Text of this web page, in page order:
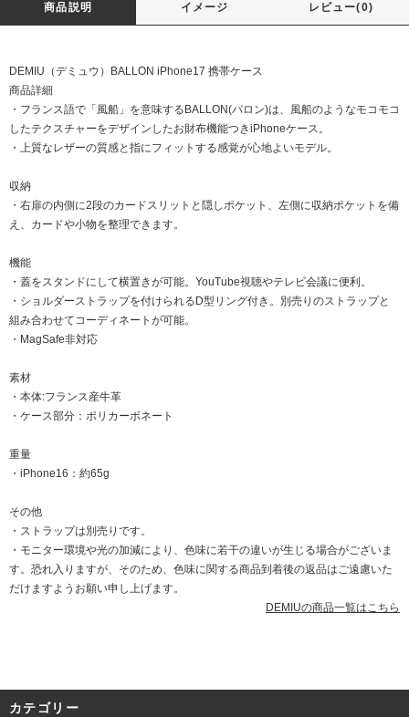
商品説明 イメージ レビュー(0)
DEMIU（デミュウ）BALLON iPhone17 携帯ケース
商品詳細
・フランス語で「風船」を意味するBALLON(バロン)は、風船のようなモコモコ
したテクスチャーをデザインしたお財布機能つきiPhoneケース。
・上質なレザーの質感と指にフィットする感覚が心地よいモデル。
収納
・右扉の内側に2段のカードスリットと隠しポケット、左側に収納ポケットを備
え、カードや小物を整理できます。
機能
・蓋をスタンドにして横置きが可能。YouTube視聴やテレビ会議に便利。
・ショルダーストラップを付けられるD型リング付き。別売りのストラップと
組み合わせてコーディネートが可能。
・MagSafe非対応
素材
・本体:フランス産牛革
・ケース部分：ポリカーボネート
重量
・iPhone16：約65g
その他
・ストラップは別売りです。
・モニター環境や光の加減により、色味に若干の違いが生じる場合がございま
す。恐れ入りますが、そのため、色味に関する商品到着後の返品はご遠慮いた
だけますようお願い申し上げます。
DEMIUの商品一覧はこちら
カテゴリー